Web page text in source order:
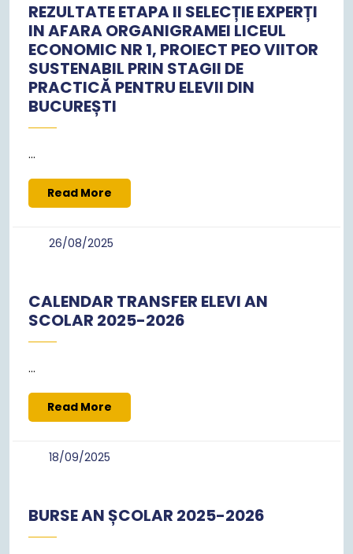
REZULTATE ETAPA II SELECȚIE EXPERȚI
IN AFARA ORGANIGRAMEI LICEUL
ECONOMIC NR 1, PROIECT PEO VIITOR
SUSTENABIL PRIN STAGII DE
PRACTICĂ PENTRU ELEVII DIN
BUCUREȘTI
...
Read More
More
26/08/202526/08/2025
CALENDAR TRANSFER ELEVI AN
SCOLAR 2025-2026
...
Read More
More
18/09/202518/09/2025
BURSE AN ȘCOLAR 2025-2026